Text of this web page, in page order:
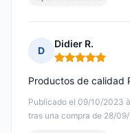
D
Didier R.
Nota: 5 de 5
Publicado el 09/10/2023
tras una compra de 28/
Productos de calidad